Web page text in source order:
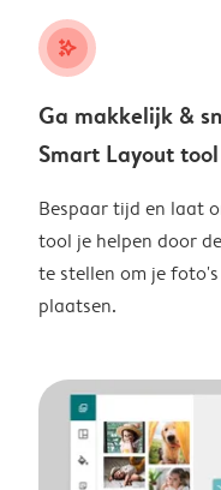
stars_plus
Ga makkelijk &
Smart Layout tool
Bespaar tijd en laat
tool je helpen door
te stellen om je
plaatsen.